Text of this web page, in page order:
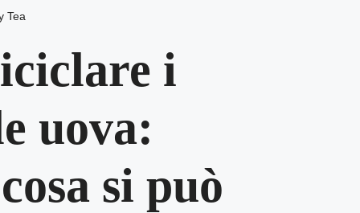
Tea
i
uova:
si può